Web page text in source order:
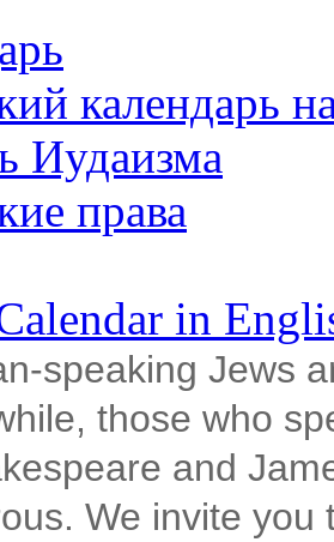
календарь
Иудаизма
права
in
Jews
those who
and
We invite